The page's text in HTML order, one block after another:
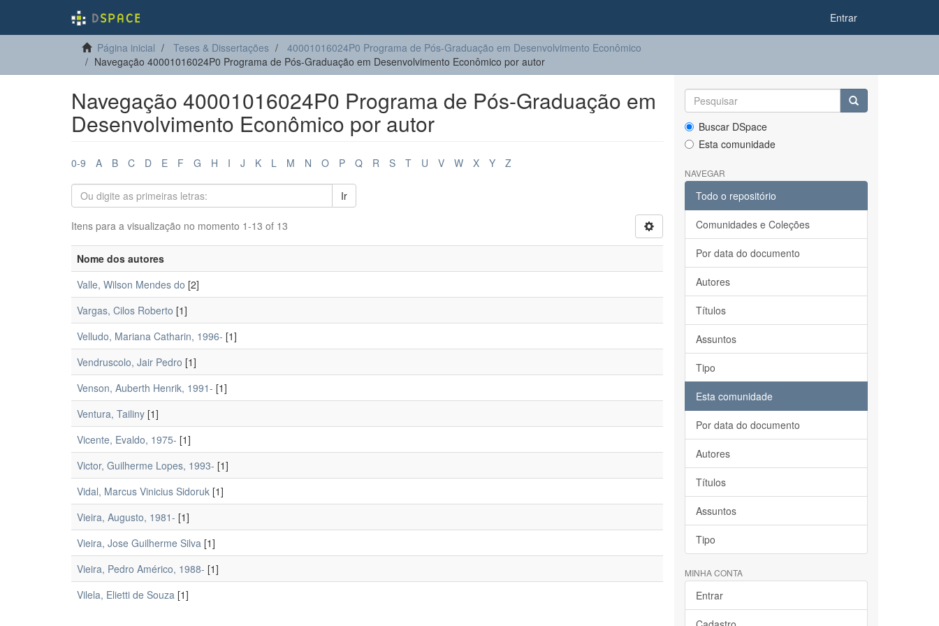
Entrar
Página inicial Teses & Dissertações
40001016024P0 Programa de Pós-Graduação em Desenvolvimento Econômico
Navegação 40001016024P0 Programa de Pós-Graduação em Desenvolvimento Econômico por autor
Navegação 40001016024P0 Programa de Pós-Graduação em
Desenvolvimento Econômico por autor
0-9 A B C D E F G H I J K L M N O P Q R S T U V W X Y Z
Ir
Itens para a visualização no momento 1-13 of 13
Nome dos autores
Valle, Wilson Mendes do [2]
Vargas, Cilos Roberto [1]
Velludo, Mariana Catharin, 1996- [1]
Vendruscolo, Jair Pedro [1]
Venson, Auberth Henrik, 1991- [1]
Ventura, Tailiny [1]
Vicente, Evaldo, 1975- [1]
Victor, Guilherme Lopes, 1993- [1]
Vidal, Marcus Vinicius Sidoruk [1]
Vieira, Augusto, 1981- [1]
Vieira, Jose Guilherme Silva [1]
Vieira, Pedro Américo, 1988- [1]
Vilela, Elietti de Souza [1]
Buscar DSpace
Esta comunidade
NAVEGAR
Todo o repositório
Comunidades e Coleções
Por data do documento
Autores
Títulos
Assuntos
Tipo
Esta comunidade
Por data do documento
Autores
Títulos
Assuntos
Tipo
MINHA CONTA
Entrar